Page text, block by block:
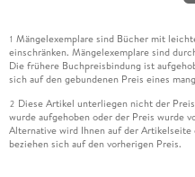
1 Mängelexemplare sind Bücher mit
einschränken. Mängelexemplare sind
Die frühere Buchpreisbindung ist
sich auf den gebundenen Preis eines
2 Diese Artikel unterliegen nicht der
wurde aufgehoben oder der Preis wurde
Alternative wird Ihnen auf der Artikelseite
beziehen sich auf den vorherigen Preis.